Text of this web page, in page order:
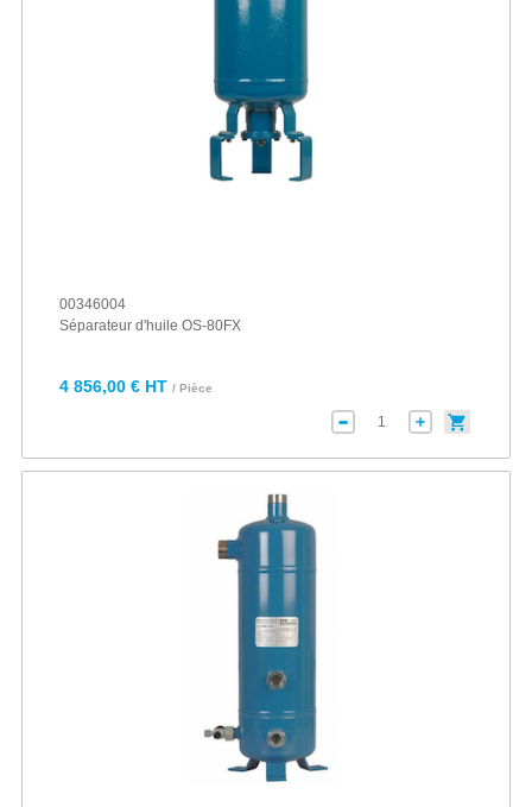
00346004
Séparateur d'huile OS-80FX
4 856,00 € HT / Pièce